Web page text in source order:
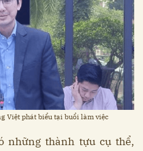
Việt phát biểu tại buổi làm việc
những thành tựu cụ thể,